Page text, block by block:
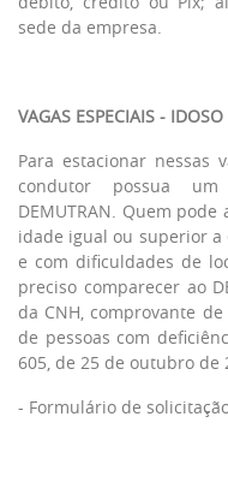
sede da empresa.
VAGAS ESPECIAIS -
Para estacionar nessas
condutor possua
DEMUTRAN. Quem
idade igual ou superior a
e com dificuldades de
preciso comparecer ao
da CNH, comprovante
de pessoas com
605, de 25 de outubro de
- Formulário de